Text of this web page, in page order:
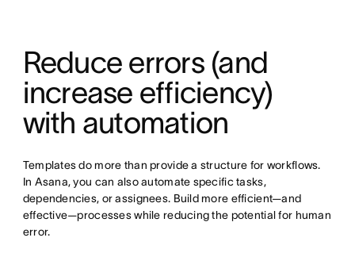
Reduce errors (and
increase efficiency)
with automation
Templates do more than provide a structure for workflows.
In Asana, you can also automate specific tasks,
dependencies, or assignees. Build more efficient—and
effective—processes while reducing the potential for human
error.